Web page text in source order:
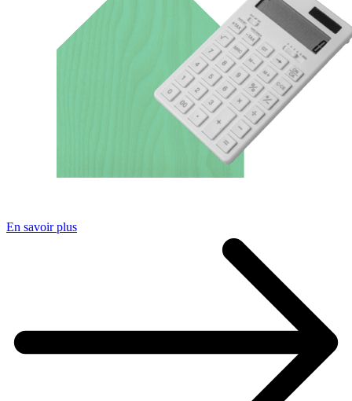
En savoir plus